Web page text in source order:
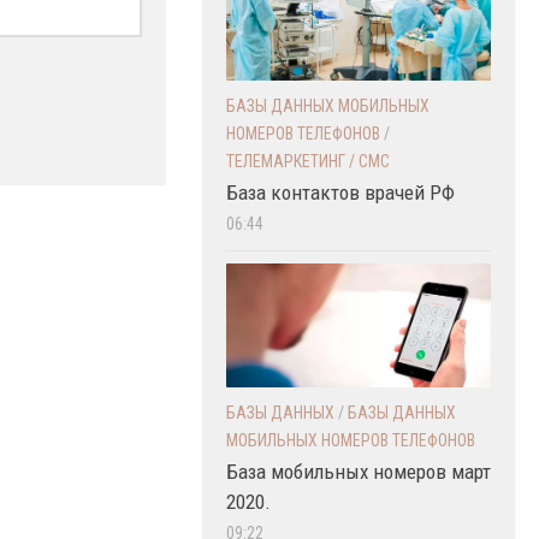
БАЗЫ ДАННЫХ МОБИЛЬНЫХ
НОМЕРОВ ТЕЛЕФОНОВ /
ТЕЛЕМАРКЕТИНГ / СМС
База контактов врачей РФ
06:44
БАЗЫ ДАННЫХ / БАЗЫ ДАННЫХ
МОБИЛЬНЫХ НОМЕРОВ ТЕЛЕФОНОВ
База мобильных номеров март
2020.
09:22